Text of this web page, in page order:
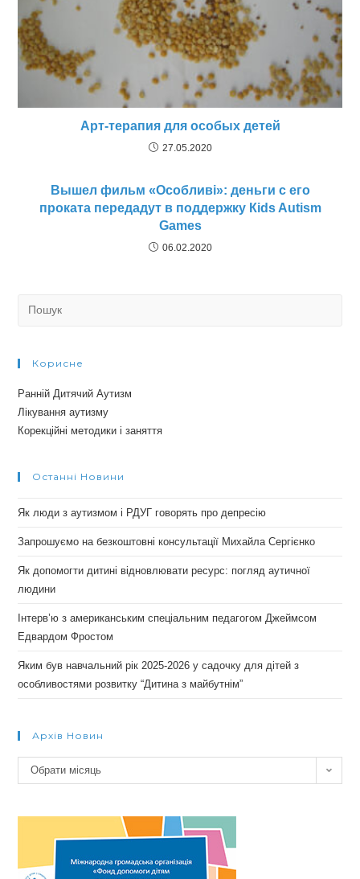
Арт-терапия для особых детей
27.05.2020
Вышел фильм «Особливі»: деньги с его
проката передадут в поддержку Кids Autism
Games
06.02.2020
Корисне
Ранній Дитячий Аутизм
Лікування аутизму
Корекційні методики і заняття
Останні Новини
Як люди з аутизмом і РДУГ говорять про депресію
Запрошуємо на безкоштовні консультації Михайла Сергієнко
Як допомогти дитині відновлювати ресурс: погляд аутичної
людини
Інтерв’ю з американським спеціальним педагогом Джеймсом
Едвардом Фростом
Яким був навчальний рік 2025-2026 у садочку для дітей з
особливостями розвитку “Дитина з майбутнім”
Архів Новин
Архів
новин
Обрати місяць